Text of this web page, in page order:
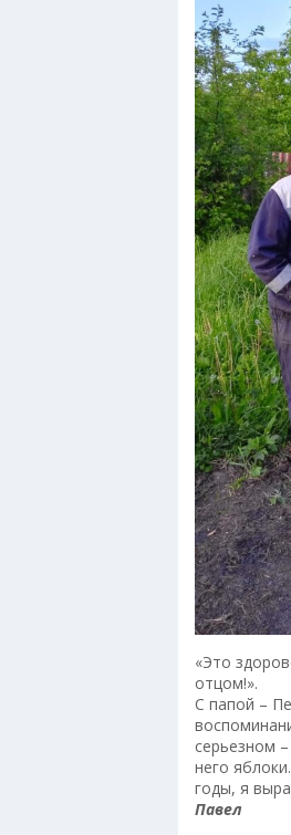
«Это
отцом!».
С папой –
серьезном
него
годы, я
Павел